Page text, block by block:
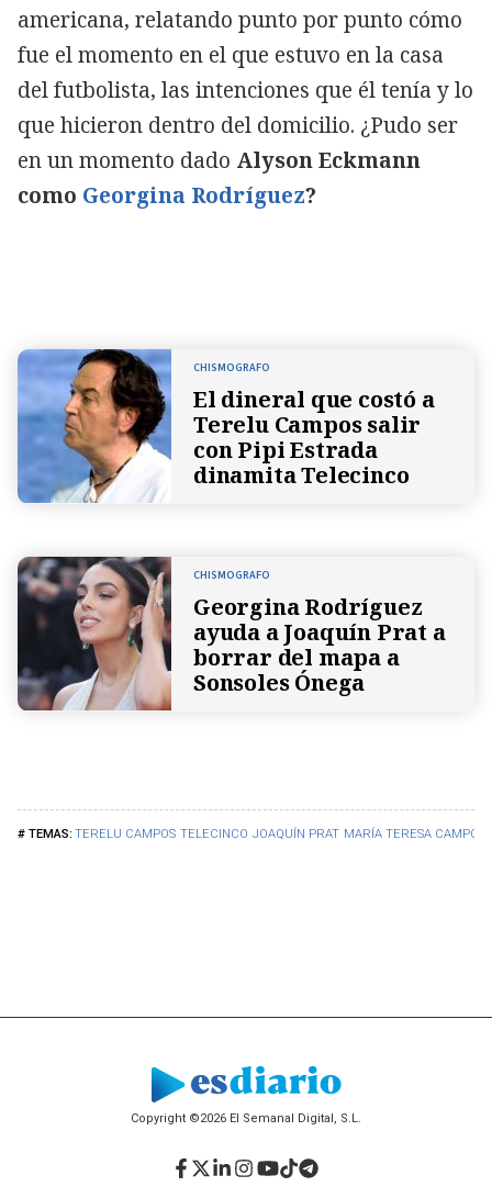
TERELU CAMPOS TELECINCO JOAQUÍN PRAT MARÍA TERESA CAMPOS
americana, relatando punto por punto cómo
fue el momento en el que estuvo en la casa
del futbolista, las intenciones que él tenía y lo
que hicieron dentro del domicilio. ¿Pudo ser
en un momento dado Alyson Eckmann
como Georgina Rodríguez?
CHISMOGRAFO
El dineral que costó a
Terelu Campos salir
con Pipi Estrada
dinamita Telecinco
CHISMOGRAFO
Georgina Rodríguez
ayuda a Joaquín Prat a
borrar del mapa a
Sonsoles Ónega
Copyright ©2026 El Semanal Digital, S.L.
Facebook
Twitter
LinkedIn
Instagram
YouTube
TikTok
Telegram